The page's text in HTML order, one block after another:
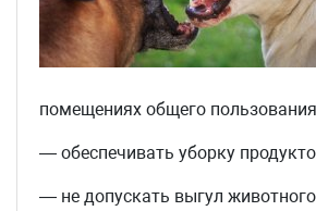
помещениях общего
— обеспечивать уборку
— не допускать выгул